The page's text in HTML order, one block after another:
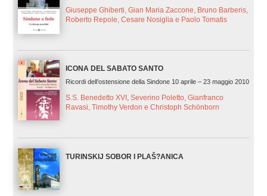
Giuseppe Ghiberti, Gian Maria Zaccone, Bruno Barberis,
Roberto Repole, Cesare Nosiglia e Paolo Tomatis
ICONA DEL SABATO SANTO
Ricordi dell’ostensione della Sindone 10 aprile – 23 maggio 2010
S.S. Benedetto XVI, Severino Poletto, Gianfranco
Ravasi, Timothy Verdon e Christoph Schönborn
TURINSKIJ SOBOR I PLAŠ?ANICA